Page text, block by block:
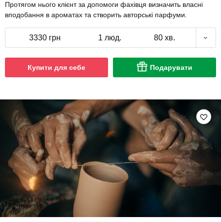
Протягом нього клієнт за допомоги фахівця визначить власні
вподобання в ароматах та створить авторські парфуми.
3330 грн 1 люд. 80 хв.
Купити для себе Подарувати